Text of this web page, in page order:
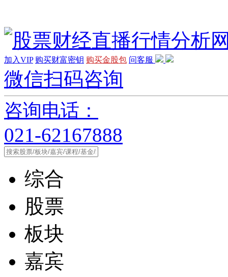
加入VIP 购买财富密钥 购买金股包 问客服
微信扫码咨询
咨询电话：
021-62167888
综合
股票
板块
嘉宾